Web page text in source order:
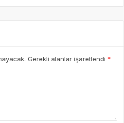
Gerekli alanlar işaretlendi *